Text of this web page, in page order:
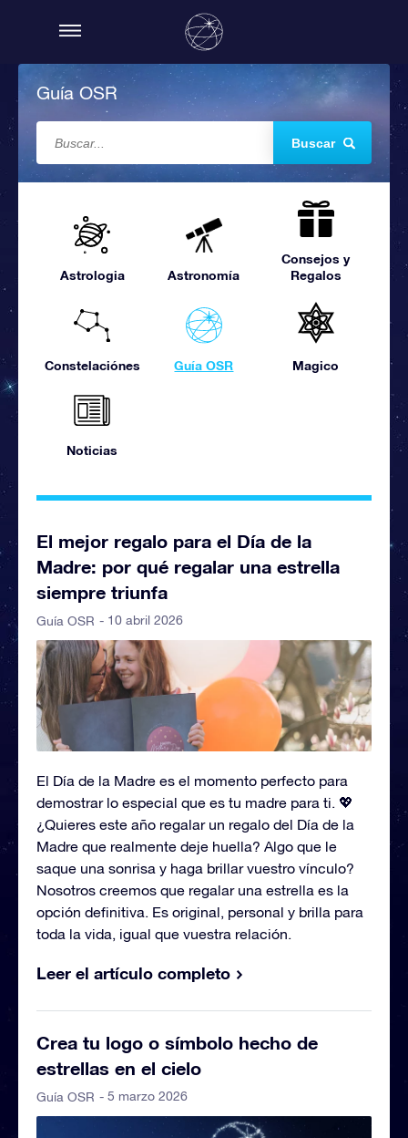
Guía OSR
Buscar
Astrologia Astronomía
Consejos y
Regalos
Constelaciónes Guía OSR Magico
Noticias
El mejor regalo para el Día de la
Madre: por qué regalar una estrella
siempre triunfa
Guía OSR - 10 abril 2026
El Día de la Madre es el momento perfecto para
demostrar lo especial que es tu madre para ti. 💖
¿Quieres este año regalar un regalo del Día de la
Madre que realmente deje huella? Algo que le
saque una sonrisa y haga brillar vuestro vínculo?
Nosotros creemos que regalar una estrella es la
opción definitiva. Es original, personal y brilla para
toda la vida, igual que vuestra relación.
Leer el artículo completo
Crea tu logo o símbolo hecho de
estrellas en el cielo
Guía OSR - 5 marzo 2026